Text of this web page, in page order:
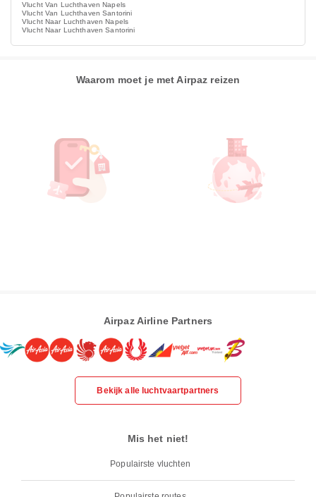
Vlucht Van Luchthaven Napels
Vlucht Van Luchthaven Santorini
Vlucht Naar Luchthaven Napels
Vlucht Naar Luchthaven Santorini
Waarom moet je met Airpaz reizen
Airpaz Airline Partners
Bekijk alle luchtvaartpartners
Mis het niet!
Populairste vluchten